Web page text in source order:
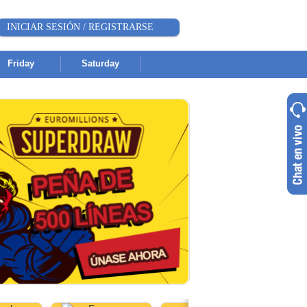
INICIAR SESIÓN / REGISTRARSE
Friday Saturday